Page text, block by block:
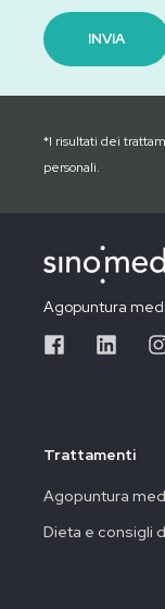
*I risultati dei
personali.
Agopuntura
Trattamenti
Agopuntura
Dieta e consigli